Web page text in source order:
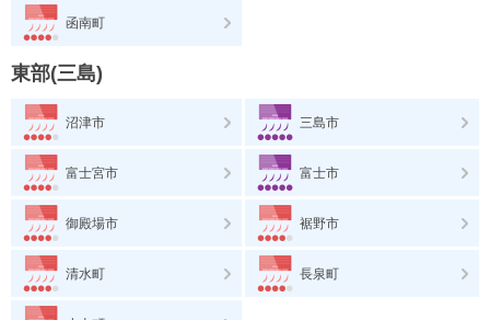
函南町
東部(三島)
沼津市 三島市
富士宮市 富士市
御殿場市 裾野市
清水町 長泉町